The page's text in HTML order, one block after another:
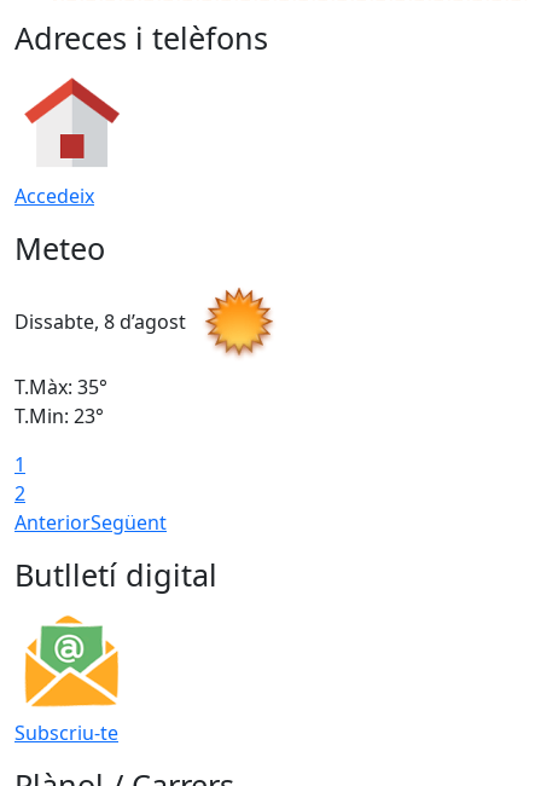
Adreces i telèfons
Accedeix
Meteo
Dissabte, 8 d’agost
T.Màx: 35°
T.Min: 23°
1
2
AnteriorSegüent
Butlletí digital
Subscriu-te